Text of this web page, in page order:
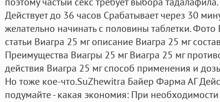
Действует до 36 часов Срабатывает через 30
желательно начинать с половины таблетки.
статьи Виагра 25 мг описание Виагра 25 мг
Преимущества Виагры 25 мг Виагра 25 мг
действия Виагра 25 мг способ применения и
Но тоже кое-что.SuZhewitra Байер Фарма АГ
подумайте - какая экономия: При